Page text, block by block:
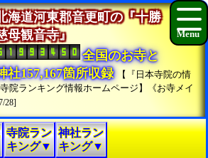
海道河東郡音更町の『十勝
母観音寺』
全国のお寺と
社157,167箇所収録
【『日本寺院の情
院ランキング情報ホームページ】《お寺メイ
28]
寺院ラン
キング▼
神社ラン
キング▼